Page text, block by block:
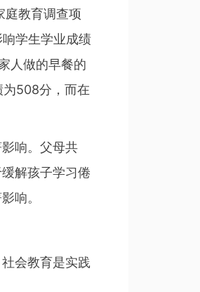
教育调查项
学生学业成绩
人做的早餐的
508分，而在
响。父母共
解孩子学习倦
响。
会教育是实践